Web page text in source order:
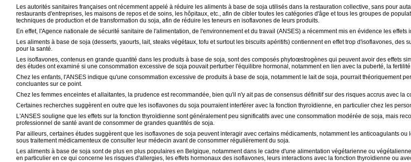
Les autorités sanitaires françaises ont récemment appelé à réduire les aliments à base de soja utilisés dans la restauration collective, sans pour
restaurants d'entreprises, les maisons de repos et de soins, les hôpitaux, etc., afin de cibler toutes les catégories d'âge et tous les groupes de
techniques de production et de transformation du soja, afin de réduire les teneurs en isoflavones de leurs produits.
En effet, l'Agence nationale de sécurité sanitaire de l'alimentation, de l'environnement et du travail (ANSES) a récemment mis en évidence les
Les aliments à base de soja (desserts, yaourts, lait, steaks végétaux, tofu et surtout les biscuits apéritifs) contiennent en effet trop d'isoflavones,
pour la santé.
Les isoflavones, contenus en grande quantité dans les produits à base de soja, sont des composés phytoœstrogènes qui peuvent avoir des effets
des études ont examiné si une consommation excessive de soja pouvait perturber l'équilibre hormonal, notamment en lien avec la puberté, la
Chez les enfants, l'ANSES indique qu'une consommation excessive de produits à base de soja, notamment le lait de soja, pourrait théoriquement
concluantes sur ce point.
Chez les femmes enceintes et allaitantes, la prudence est recommandée, bien qu'il n'y ait pas de consensus définitif sur des risques accrus avec la
Certaines recherches suggèrent en outre que les isoflavones du soja pourraient interférer avec la fonction thyroïdienne, en particulier chez les
L'ANSES souligne que les effets sur la fonction thyroïdienne sont généralement peu significatifs avec une consommation modérée de soja, mais
professionnel de santé avant de consommer de grandes quantités de soja.
Par ailleurs, certaines études suggèrent que les isoflavones de soja peuvent interagir avec certains médicaments, notamment les anticoagulants
sous traitement médicamenteux de consulter leur médecin avant de consommer régulièrement du soja.
Les aliments à base de soja sont de plus en plus populaires en Belgique, notamment dans le cadre d'une alimentation végétarienne ou
en particulier en ce qui concerne les risques d'allergies, les effets hormonaux des isoflavones, leurs interactions avec la fonction thyroïdienne ou